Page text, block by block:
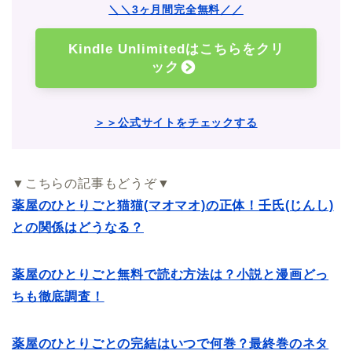
＼＼3ヶ月間完全無料／／
Kindle Unlimitedはこちらをクリ
ック
＞＞公式サイトをチェックする
▼こちらの記事もどうぞ▼
薬屋のひとりごと猫猫(マオマオ)の正体！壬氏(じんし)
との関係はどうなる？
薬屋のひとりごと無料で読む方法は？小説と漫画どっ
ちも徹底調査！
薬屋のひとりごとの完結はいつで何巻？最終巻のネタ